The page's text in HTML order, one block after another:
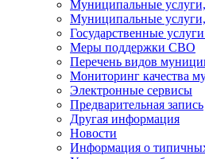
Муниципальные услуги,
Муниципальные
Государственные
Меры поддержки СВО
Перечень видов
Мониторинг качества
Электронные сервисы
Предварительная запись
Другая информация
Новости
Информация о